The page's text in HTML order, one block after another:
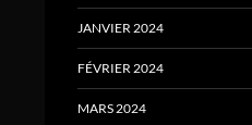
JANVIER 2024
FÉVRIER 2024
MARS 2024